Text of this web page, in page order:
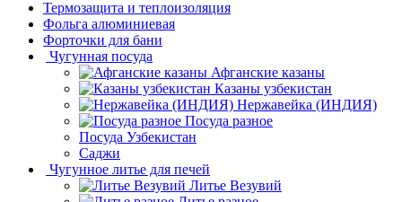
Термозащита и теплоизоляция
Фольга алюминиевая
Форточки для бани
Чугунная посуда
Афганские казаны
Казаны узбекистан
Нержавейка (ИНДИЯ)
Посуда разное
Посуда Узбекистан
Саджи
Чугунное литье для печей
Литье Везувий